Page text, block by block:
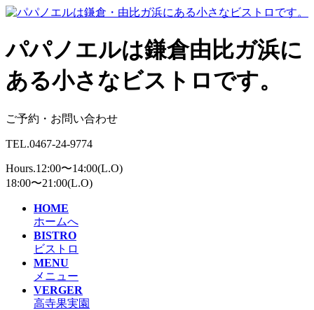
パパノエルは鎌倉由比ガ浜に
ある小さなビストロです。
ご予約・お問い合わせ
TEL.0467-24-9774
Hours.12:00〜14:00(L.O)
18:00〜21:00(L.O)
HOME
ホームへ
BISTRO
ビストロ
MENU
メニュー
VERGER
高寺果実園